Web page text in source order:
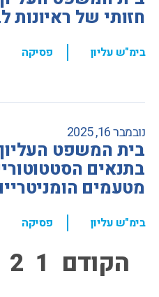
חזותי של
בימ"ש עליון , פסיקה
נובמבר 16, 2025
בית המשפט
בתנאים
מטעמים
בימ"ש עליון , פסיקה
הקודם 1
2